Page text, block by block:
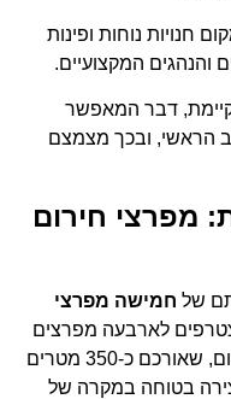
חנויות נוחות ופינות
והנהגים המקצועיים.
דבר המאפשר
הראשי, ובכך מצמצם
מפרצי חירום
של חמישה מפרצי
לארבעה מפרצים
קיימים במקטע המרכזי. מפרצי החירום, שאורכם כ-350 מטרים
עצירה בטוחה במקרה של